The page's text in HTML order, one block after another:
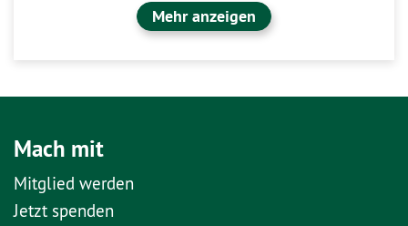
Mehr anzeigen
Mach mit
Mitglied werden
Jetzt spenden